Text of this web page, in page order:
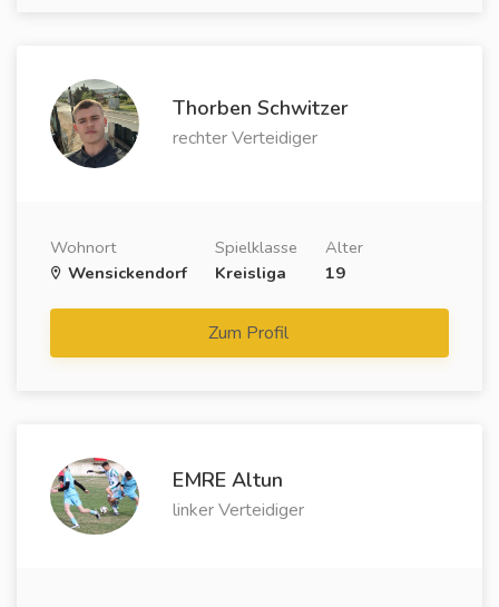
Thorben Schwitzer
rechter Verteidiger
Wohnort
Wensickendorf
Spielklasse
Kreisliga
Alter
19
Zum Profil
EMRE Altun
linker Verteidiger